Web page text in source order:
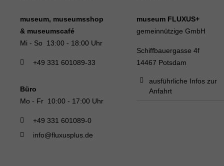
museum, museumsshop
& museumscafé
Mi - So 13:00 - 18:00 Uhr
+49 331 601089-33
Büro
Mo - Fr 10:00 - 17:00 Uhr
+49 331 601089-0
info@fluxusplus.de
museum FLUXUS+
gemeinnützige GmbH
Schiffbauergasse 4f
14467 Potsdam
ausführliche Infos zur
Anfahrt